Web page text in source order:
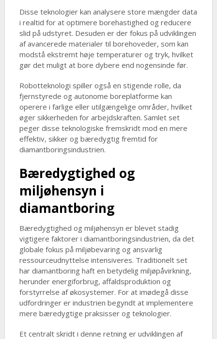
Disse teknologier kan analysere store mængder data
i realtid for at optimere borehastighed og reducere
slid på udstyret. Desuden er der fokus på udviklingen
af avancerede materialer til borehoveder, som kan
modstå ekstremt høje temperaturer og tryk, hvilket
gør det muligt at bore dybere end nogensinde før.
Robotteknologi spiller også en stigende rolle, da
fjernstyrede og autonome boreplatforme kan
operere i farlige eller utilgængelige områder, hvilket
øger sikkerheden for arbejdskraften. Samlet set
peger disse teknologiske fremskridt mod en mere
effektiv, sikker og bæredygtig fremtid for
diamantboringsindustrien.
Bæredygtighed og
miljøhensyn i
diamantboring
Bæredygtighed og miljøhensyn er blevet stadig
vigtigere faktorer i diamantboringsindustrien, da det
globale fokus på miljøbevaring og ansvarlig
ressourceudnyttelse intensiveres. Traditionelt set
har diamantboring haft en betydelig miljøpåvirkning,
herunder energiforbrug, affaldsproduktion og
forstyrrelse af økosystemer. For at imødegå disse
udfordringer er industrien begyndt at implementere
mere bæredygtige praksisser og teknologier.
Et centralt skridt i denne retning er udviklingen af